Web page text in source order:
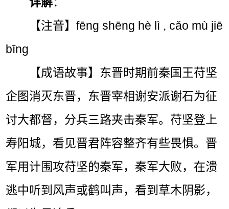
【注音】fēng shēng hè lì , cǎo mù jiē
bīng
【成语故事】东晋时期前秦国王苻坚
企图消灭东晋，东晋宰相谢安派谢石为征
讨大都督，分兵三路夹击秦军。苻坚登上
寿阳城，看见晋君阵容整齐有些畏惧。晋
军用计围攻苻坚的秦军，秦军大败，在溃
逃中听到风声或鹤叫声，看到草木阴影，